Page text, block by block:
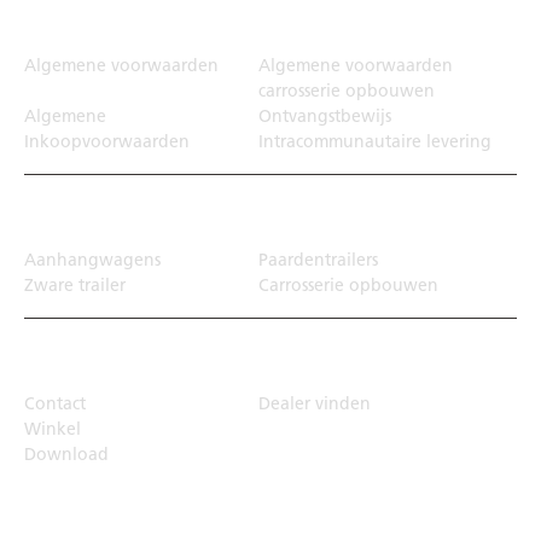
Algemene voorwaarden
Algemene voorwaarden
carrosserie opbouwen
Algemene
Inkoopvoorwaarden
Ontvangstbewijs
Intracommunautaire levering
Aanhangwagens
Paardentrailers
Zware trailer
Carrosserie opbouwen
Contact
Dealer vinden
Winkel
Download